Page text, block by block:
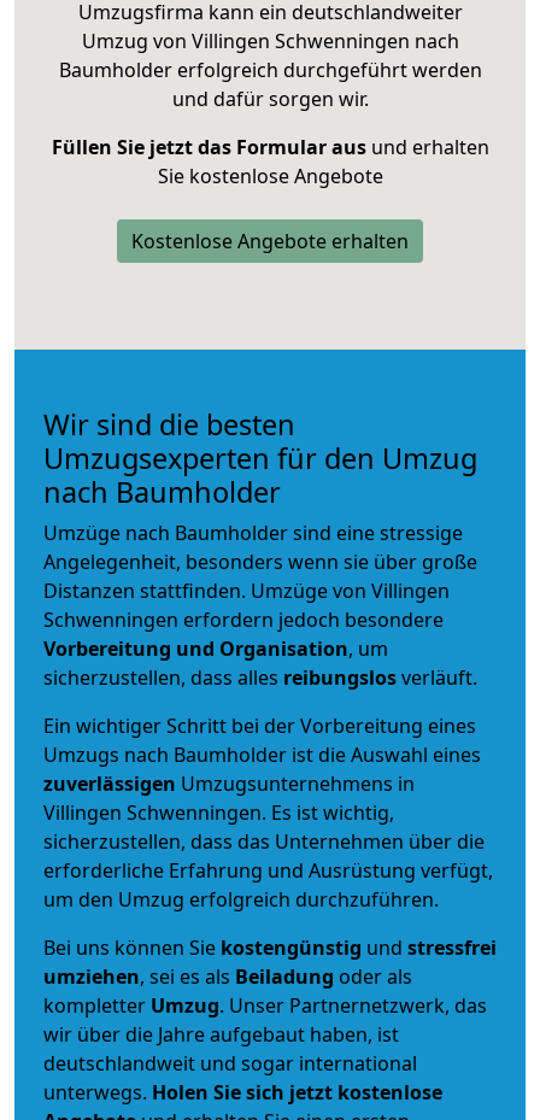
Umzugsfirma kann ein deutschlandweiter
Umzug von Villingen Schwenningen nach
Baumholder erfolgreich durchgeführt werden
und dafür sorgen wir.
Füllen Sie jetzt das Formular ausund erhalten
Sie kostenlose Angebote
Kostenlose Angebote erhalten
Wir sind die besten
Umzugsexperten für den Umzug
nach Baumholder
Umzüge nach Baumholder sind eine stressige
Angelegenheit, besonders wenn sie über große
Distanzen stattfinden. Umzüge von Villingen
Schwenningen erfordern jedoch besondere
Vorbereitung und Organisation, um
sicherzustellen, dass alles reibungslosverläuft.
Ein wichtiger Schritt bei der Vorbereitung eines
Umzugs nach Baumholder ist die Auswahl eines
zuverlässigen Umzugsunternehmens in
Villingen Schwenningen. Es ist wichtig,
sicherzustellen, dass das Unternehmen über die
erforderliche Erfahrung und Ausrüstung verfügt,
um den Umzug erfolgreich durchzuführen.
Bei uns können Sie kostengünstig und stressfrei
umziehen, sei es als Beiladung oder als
kompletter Umzug. Unser Partnernetzwerk, das
wir über die Jahre aufgebaut haben, ist
deutschlandweit und sogar international
unterwegs. Holen Sie sich jetzt kostenlose